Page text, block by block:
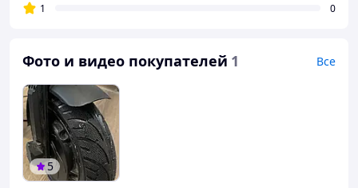
1
0
Фото и видео покупателей 1 Все
5